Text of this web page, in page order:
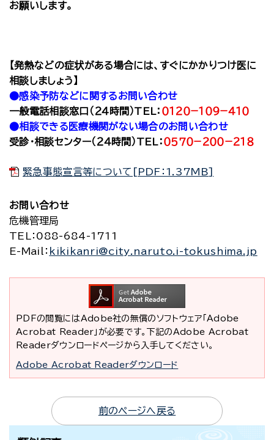
お願いします。
【発熱などの症状がある場合には、すぐにかかりつけ医に
相談しましょう】
●感染予防などに関するお問い合わせ
一般電話相談窓口（２４時間）TEL： ０１２０−１０９−４１０
●相談できる医療機関がない場合のお問い合わせ
受診・相談センター（２４時間）TEL：０５７０−２００−２１８
緊急事態宣言等について[PDF：1.37MB]
お問い合わせ
危機管理局
TEL
：088-684-1711
E-Mail
： kikikanri@city.naruto.i-tokushima.jp
PDFの閲覧にはAdobe社の無償のソフトウェア「Adobe
Acrobat Reader」が必要です。下記のAdobe Acrobat
Readerダウンロードページから入手してください。
Adobe Acrobat Readerダウンロード
前のページへ戻る